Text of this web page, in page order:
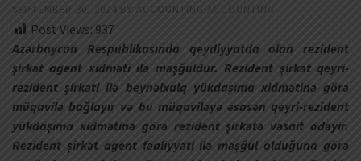
SEPTEMBER 30, 2024 BY ACCOUNTING ACCOUNTING
Post Views: 937
Azərbaycan Respublikasında qeydiyyatda olan rezident
şirkət agent xidməti ilə məşğuldur. Rezident şirkət qeyri-
rezident şirkəti ilə beynəlxalq yükdaşıma xidmətinə görə
müqavilə bağlayır və bu müqaviləyə əsasən qeyri-rezident
yükdaşıma xidmətinə görə rezident şirkətə vəsait ödəyir.
Rezident şirkət agent fəaliyyəti ilə məşğul olduğuna görə